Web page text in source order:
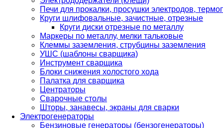
Печи для прокалки, просушки электродов,
Круги шлифовальные, зачистные, отрезные
Круги диски отрезные по металлу
Маркеры по металлу, мелки тальковые
Клеммы заземления, струбцины заземления
УШС (шаблоны сварщика)
Инструмент сварщика
Блоки снижения холостого хода
Палатка для сварщика
Центраторы
Сварочные столы
Шторы, занавесы, экраны для сварки
Электрогенераторы
Бензиновые генераторы (бензогенераторы)